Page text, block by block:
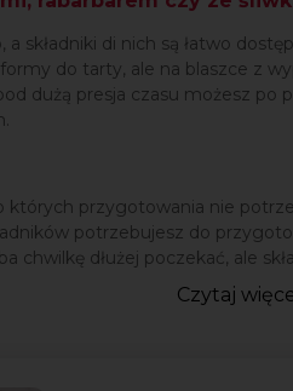
składniki di nich są łatwo
do tarty, ale na blaszce z
dużą presja czasu możesz
przygotowania nie
potrzebujesz do
chwilkę dłużej poczekać, ale
Czytaj